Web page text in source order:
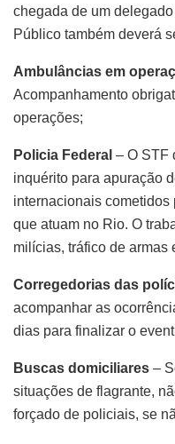
chegada de um
Público também deverá
Ambulâncias em
Acompanhamento
operações;
Policia Federal – O STF
inquérito para apuração
internacionais
que atuam no Rio. O
milícias, tráfico de armas
Corregedorias das
acompanhar as
dias para finalizar o
Buscas domiciliares –
situações de flagrante,
forçado de policiais, se